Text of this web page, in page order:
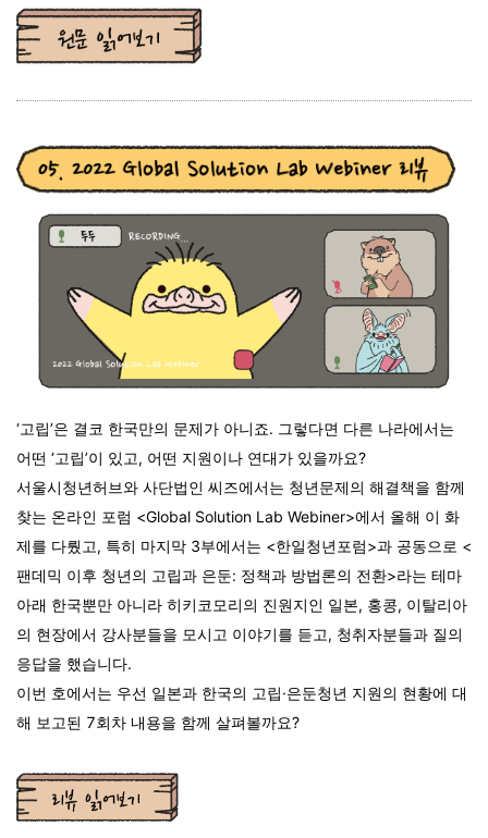
‘고립’은 결코 한국만의 문제가 아니죠. 그렇다면 다른 나라에서는
어떤 ‘고립’이 있고, 어떤 지원이나 연대가 있을까요?
서울시청년허브와 사단법인 씨즈에서는 청년문제의 해결책을 함께
찾는 온라인 포럼 <Global Solution Lab Webiner>에서 올해 이 화
제를 다뤘고, 특히 마지막 3부에서는 <한일청년포럼>과 공동으로 <
팬데믹 이후 청년의 고립과 은둔: 정책과 방법론의 전환>라는 테마
아래 한국뿐만 아니라 히키코모리의 진원지인 일본, 홍콩, 이탈리아
의 현장에서 강사분들을 모시고 이야기를 듣고, 청취자분들과 질의
응답을 했습니다.
이번 호에서는 우선 일본과 한국의 고립·은둔청년 지원의 현황에 대
해 보고된 7회차 내용을 함께 살펴볼까요?